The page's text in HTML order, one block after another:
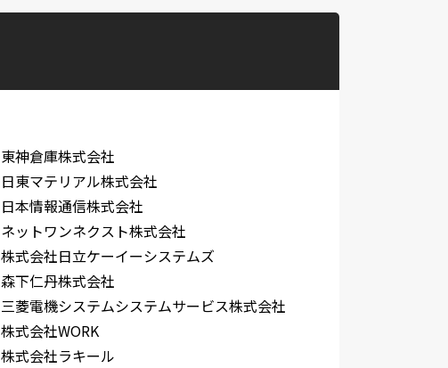
東神倉庫株式会社
日東マテリアル株式会社
日本情報通信株式会社
ネットワンネクスト株式会社
株式会社日立ケーイーシステムズ
森下仁丹株式会社
三菱電機システムシステムサービス株式会社
株式会社WORK
株式会社ラキール